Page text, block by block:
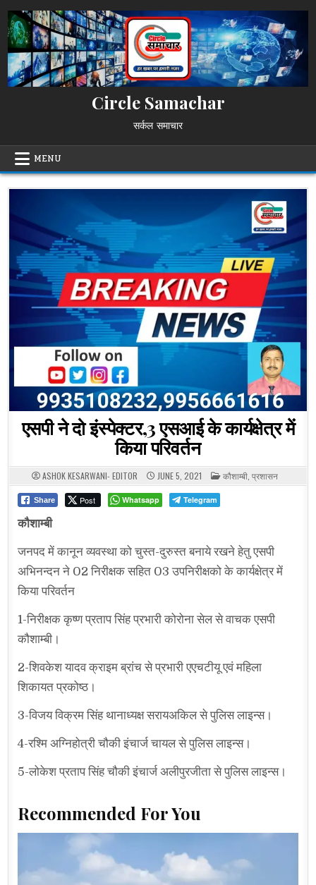
to
content
Circle Samachar
सर्कल समाचार
MENU
एसपी ने दो इंस्पेक्टर,3 एसआई के कार्यक्षेत्र में
किया परिवर्तन
ASHOK KESARWANI- EDITOR JUNE 5, 2021 POSTED
IN
कौशाम्बी, प्रशासन
Share Post Whatsapp Telegram
कौशाम्बी
जनपद में कानून व्यवस्था को चुस्त-दुरुस्त बनाये रखने हेतु एसपी
अभिनन्दन ने 02 निरीक्षक सहित 03 उपनिरीक्षको के कार्यक्षेत्र में
किया परिवर्तन
1-निरीक्षक कृष्ण प्रताप सिंह प्रभारी कोरोना सेल से वाचक एसपी
कौशाम्बी।
2-शिवकेश यादव क्राइम ब्रांच से प्रभारी एएचटीयू एवं महिला
शिकायत प्रकोष्ठ।
3-विजय विक्रम सिंह थानाध्यक्ष सरायअकिल से पुलिस लाइन्स।
4-रश्मि अग्निहोत्री चौकी इंचार्ज चायल से पुलिस लाइन्स।
5-लोकेश प्रताप सिंह चौकी इंचार्ज अलीपुरजीता से पुलिस लाइन्स।
Recommended For You